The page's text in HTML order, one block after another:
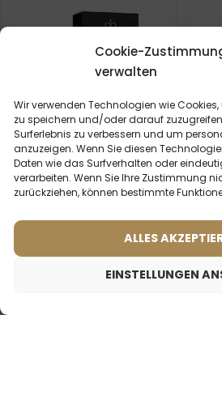
Cookie-
verwalten
Wir verwenden Technologien wie
zu speichern und/oder darauf
Surferlebnis zu verbessern und um
anzuzeigen. Wenn Sie diesen
Daten wie das Surfverhalten oder
verarbeiten. Wenn Sie Ihre Zustimmung
zurückziehen, können bestimmte
ALLES
EINSTELLUNGEN
Was sagen unsere
Kunden? Rezensionen